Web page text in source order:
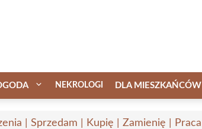
NEKROLOGI DLA MIESZKAŃCÓW
| Sprzedam | Kupię | Zamienię | Praca